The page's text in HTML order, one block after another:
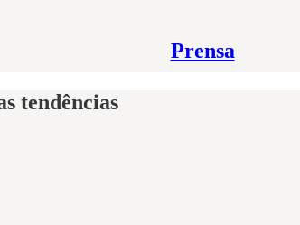
Prensa
tendências